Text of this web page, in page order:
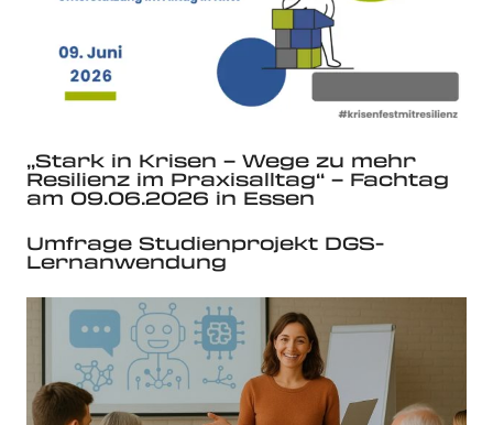
„Stark in Krisen – Wege zu mehr
Resilienz im Praxisalltag“ – Fachtag
am 09.06.2026 in Essen
Umfrage Studienprojekt DGS-
Lernanwendung